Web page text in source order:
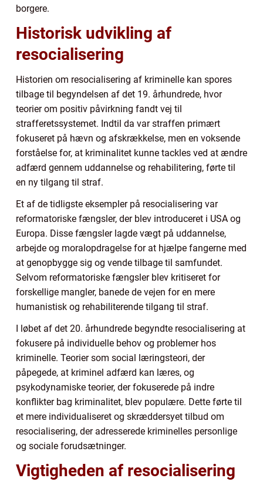
borgere.
Historisk udvikling af
resocialisering
Historien om resocialisering af kriminelle kan spores
tilbage til begyndelsen af det 19. århundrede, hvor
teorier om positiv påvirkning fandt vej til
strafferetssystemet. Indtil da var straffen primært
fokuseret på hævn og afskrækkelse, men en voksende
forståelse for, at kriminalitet kunne tackles ved at ændre
adfærd gennem uddannelse og rehabilitering, førte til
en ny tilgang til straf.
Et af de tidligste eksempler på resocialisering var
reformatoriske fængsler, der blev introduceret i USA og
Europa. Disse fængsler lagde vægt på uddannelse,
arbejde og moralopdragelse for at hjælpe fangerne med
at genopbygge sig og vende tilbage til samfundet.
Selvom reformatoriske fængsler blev kritiseret for
forskellige mangler, banede de vejen for en mere
humanistisk og rehabiliterende tilgang til straf.
I løbet af det 20. århundrede begyndte resocialisering at
fokusere på individuelle behov og problemer hos
kriminelle. Teorier som social læringsteori, der
påpegede, at kriminel adfærd kan læres, og
psykodynamiske teorier, der fokuserede på indre
konflikter bag kriminalitet, blev populære. Dette førte til
et mere individualiseret og skræddersyet tilbud om
resocialisering, der adresserede kriminelles personlige
og sociale forudsætninger.
Vigtigheden af resocialisering